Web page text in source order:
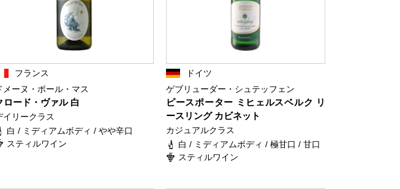
フランス
メーヌ・ポール・マス
ロード・ヴァル 白
イリークラス
白 / ミディアムボディ / やや辛口
スティルワイン
ドイツ
ゲブリューダー・シュテッフェン
ピースポーター ミヒェルスベルク リ
ースリング カビネット
カジュアルクラス
白 / ミディアムボディ / 極甘口 / 甘口
スティルワイン